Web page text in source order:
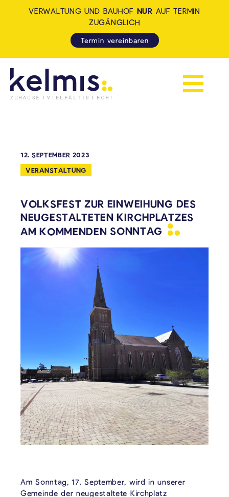
Navigation
VERWALTUNG UND BAUHOF NUR AUF TERMIN
ZUGÄNGLICH
Termin vereinbaren
12. SEPTEMBER 2023
VERANSTALTUNG
VOLKSFEST ZUR EINWEIHUNG DES
NEUGESTALTETEN KIRCHPLATZES
AM KOMMENDEN SONNTAG
Am Sonntag, 17. September, wird in unserer
Gemeinde der neugestaltete Kirchplatz